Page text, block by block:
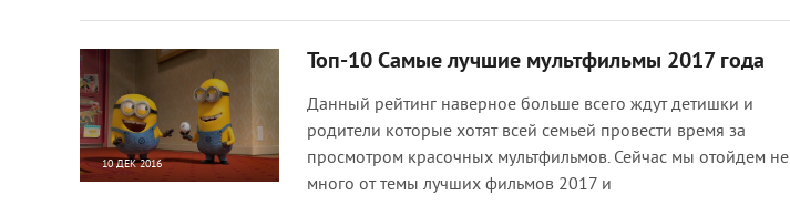
10 ДЕК 2016
Топ-10 Самые лучшие мультфильмы 2017 года
Данный рейтинг наверное больше всего ждут детишки и
родители которые хотят всей семьей провести время за
просмотром красочных мультфильмов. Сейчас мы отойдем не
много от темы лучших фильмов 2017 и